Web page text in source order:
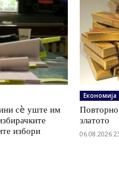
сè уште им
избори
Економија
Повторно
златото
06.08.2026